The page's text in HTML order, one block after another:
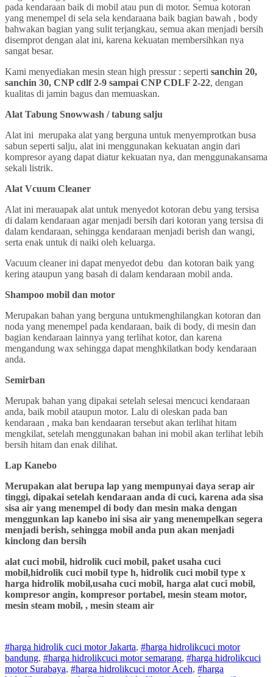
pada kendaraan baik di mobil atau pun di motor. Semua kotoran
yang menempel di sela sela kendaraana baik bagian bawah , body
bahwakan bagian yang sulit terjangkau, semua akan menjadi bersih
disemprot dengan alat ini, karena kekuatan membersihkan nya
sangat besar.
Kami menyediakan mesin stean high pressur : seperti sanchin 20,
sanchin 30, CNP cdlf 2-9 sampai CNP CDLF 2-22, dengan
kualitas di jamin bagus dan memuaskan.
Alat Tabung Snowwash / tabung salju
Alat ini merupaka alat yang berguna untuk menyemprotkan busa
sabun seperti salju, alat ini menggunakan kekuatan angin dari
kompresor ayang dapat diatur kekuatan nya, dan menggunakansama
sekali listrik.
Alat Vcuum Cleaner
Alat ini merauapak alat untuk menyedot kotoran debu yang tersisa
di dalam kendaraan agar menjadi bersih dari kotoran yang tersisa di
dalam kendaraan, sehingga kendaraan menjadi berish dan wangi,
serta enak untuk di naiki oleh keluarga.
Vacuum cleaner ini dapat menyedot debu dan kotoran baik yang
kering ataupun yang basah di dalam kendaraan mobil anda.
Shampoo mobil dan motor
Merupakan bahan yang berguna untukmenghilangkan kotoran dan
noda yang menempel pada kendaraan, baik di body, di mesin dan
bagian kendaraan lainnya yang terlihat kotor, dan karena
mengandung wax sehingga dapat menghkilatkan body kendaraan
anda.
Semirban
Merupak bahan yang dipakai setelah selesai mencuci kendaraan
anda, baik mobil ataupun motor. Lalu di oleskan pada ban
kendaraan , maka ban kendaaran tersebut akan terlihat hitam
mengkilat, setelah menggunakan bahan ini mobil akan terlihat lebih
bersih hitam dan enak dilihat.
Lap Kanebo
Merupakan alat berupa lap yang mempunyai daya serap air
tinggi, dipakai setelah kendaraan anda di cuci, karena ada sisa
sisa air yang menempel di body dan mesin maka dengan
menggunkan lap kanebo ini sisa air yang menempelkan segera
menjadi berish, sehingga mobil anda pun akan menjadi
kinclong dan bersih
alat cuci mobil, hidrolik cuci mobil, paket usaha cuci
mobil,hidrolik cuci mobil type h, hidrolik cuci mobil type x
harga hidrolik mobil,usaha cuci mobil, harga alat cuci mobil,
kompresor angin, kompresor portabel, mesin steam motor,
mesin steam mobil, , mesin steam air
#harga hidrolik cuci motor Jakarta, #harga hidrolikcuci motor
bandung, #harga hidrolikcuci motorsemarang, #harga hidrolikcuci
motorSurabaya, #harga hidrolikcuci motorAceh, #harga